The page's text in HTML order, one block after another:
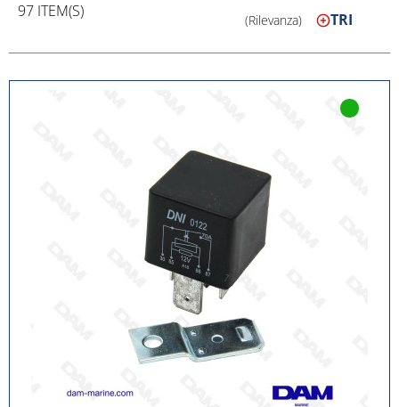
97 ITEM(S) (Rilevanza) TRI